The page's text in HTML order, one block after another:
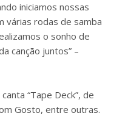
iniciamos nossas
várias rodas de samba
o sonho de
canção juntos” –
“Tape Deck”, de
Gosto, entre outras.